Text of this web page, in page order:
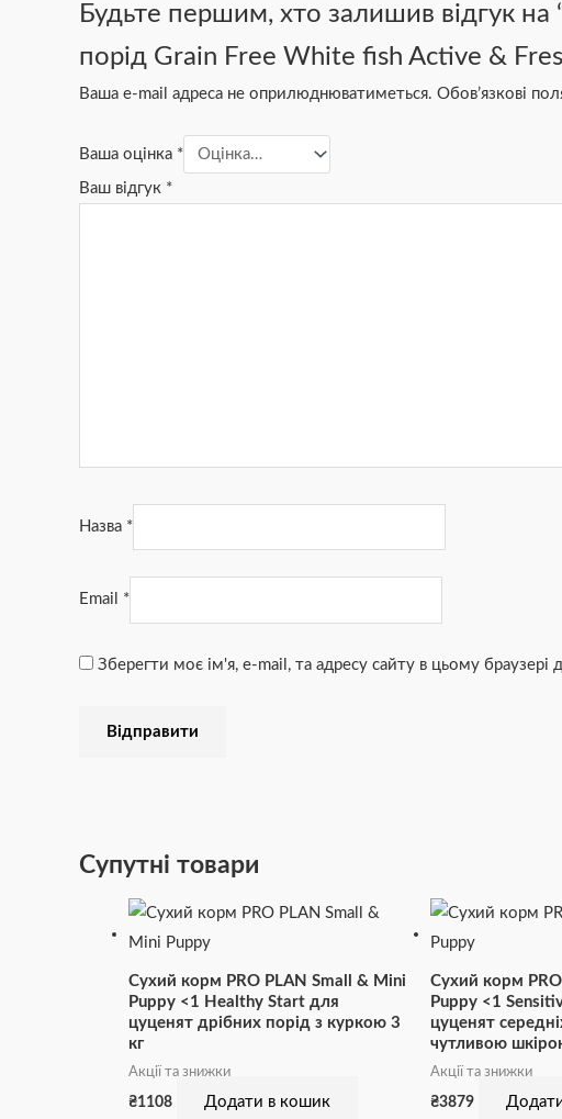
Будьте першим, хто залишив відгук
порід Grain Free White fish Active &
Ваша e-mail адреса не оприлюднюватиметься. Обов’язкові
Ваша оцінка *
Ваш відгук *
Назва *
Email *
Зберегти моє ім'я, e-mail, та адресу сайту в цьому браузері
Супутні товари
Сухий корм PRO PLAN Small & Mini
Puppy <1 Healthy Start для
цуценят дрібних порід з куркою 3
кг
Акції та знижки
₴1108 Додати в кошик
Сухий корм
Puppy <1
цуценят
чутливою
Акції та знижки
₴3879